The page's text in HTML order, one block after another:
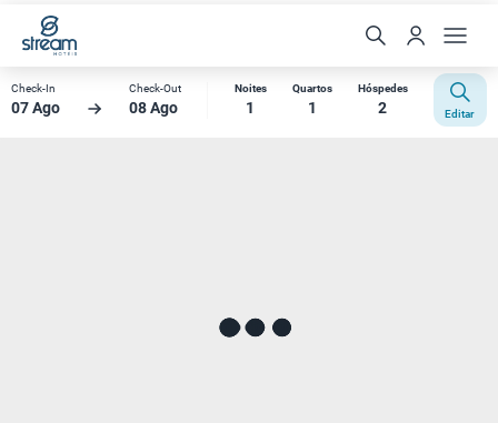
Check-In
07 Ago
Check-Out
08 Ago
Noites
1
Quartos
1
Hóspedes
2 Editar